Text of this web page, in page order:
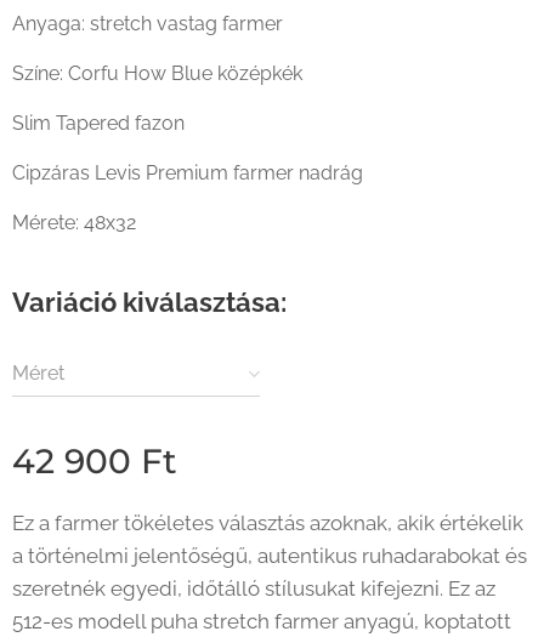
Levi's 512 Premium stretch farmernadrág Corfu How Blue
Anyaga: stretch vastag farmer
Színe: Corfu How Blue középkék
Slim Tapered fazon
Cipzáras Levis Premium farmer nadrág
Mérete: 48x32
Variáció kiválasztása:
Méret
42 900 Ft
Ez a farmer tökéletes választás azoknak, akik értékelik
a történelmi jelentőségű, autentikus ruhadarabokat és
szeretnék egyedi, időtálló stílusukat kifejezni. Ez az
512-es modell puha stretch farmer anyagú, koptatott